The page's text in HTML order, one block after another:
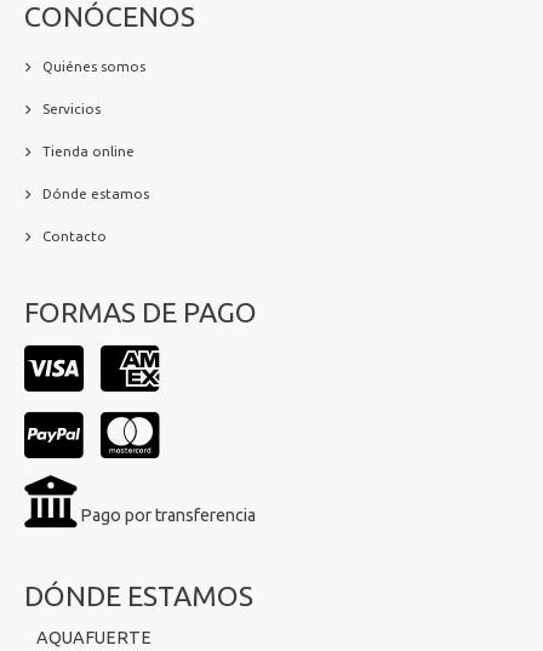
CONÓCENOS
Quiénes somos
Servicios
Tienda online
Dónde estamos
Contacto
FORMAS DE PAGO
Pago por transferencia
DÓNDE ESTAMOS
AQUAFUERTE